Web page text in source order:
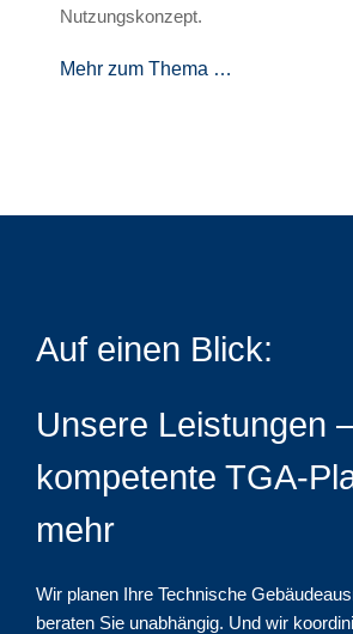
Nutzungskonzept.
Mehr zum Thema …
Auf einen Blick:
Unsere Leistungen
kompetente TGA-
mehr
Wir planen Ihre Technische
beraten Sie unabhängig. Und wir